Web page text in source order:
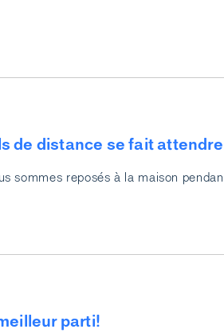
de distance se fait
sommes reposés à la maison
parti!